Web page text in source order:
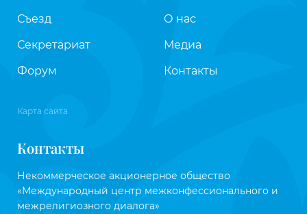
Съезд
Секретариат
Форум
О нас
Медиа
Контакты
Карта сайта
Контакты
Некоммерческое акционерное общество
«Международный центр межконфессионального и
межрелигиозного диалога»